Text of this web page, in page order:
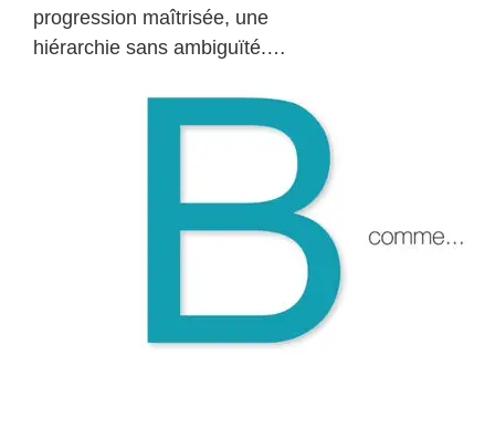
progression maîtrisée, une
hiérarchie sans ambiguïté.…